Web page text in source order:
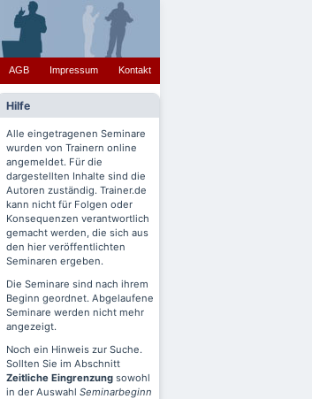
AGB Impressum Kontakt
Hilfe
Alle eingetragenen Seminare
wurden von Trainern online
angemeldet. Für die
dargestellten Inhalte sind die
Autoren zuständig. Trainer.de
kann nicht für Folgen oder
Konsequenzen verantwortlich
gemacht werden, die sich aus
den hier veröffentlichten
Seminaren ergeben.
Die Seminare sind nach ihrem
Beginn geordnet. Abgelaufene
Seminare werden nicht mehr
angezeigt.
Noch ein Hinweis zur Suche.
Sollten Sie im Abschnitt
Zeitliche Eingrenzung sowohl
in der Auswahl Seminarbeginn